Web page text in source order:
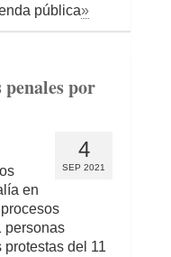
pública»
por
4
SEP 2021
en
personas
del 11